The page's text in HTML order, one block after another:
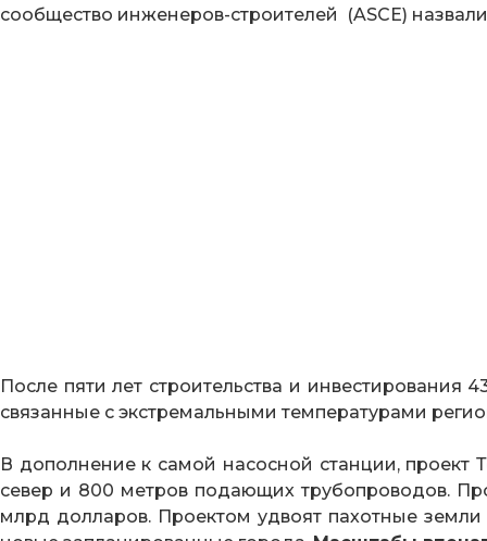
сообщество инженеров-строителей (ASCE)
После пяти лет строительства и инвестирования
связанные с экстремальными температурами
В дополнение к самой насосной станции, проект
север и 800 метров подающих трубопроводов.
млрд долларов. Проектом удвоят пахотные